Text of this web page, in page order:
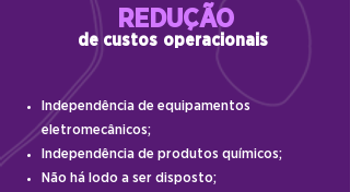
REDUÇÃO
de custos operacionais
Independência de equipamentos
eletromecânicos;
Independência de produtos químicos;
Não há lodo a ser disposto;